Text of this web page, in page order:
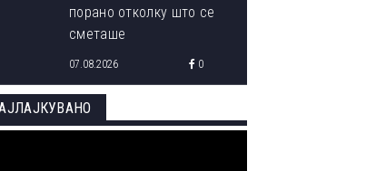
порано отколку што се
сметаше
07.08.2026 0